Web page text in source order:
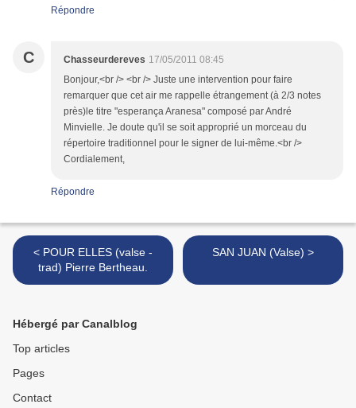
Répondre
C Chasseurdereves 17/05/2011 08:45
Bonjour,<br /> <br /> Juste une intervention pour faire
remarquer que cet air me rappelle étrangement (à 2/3 notes
près)le titre "esperança Aranesa" composé par André
Minvielle. Je doute qu'il se soit approprié un morceau du
répertoire traditionnel pour le signer de lui-même.<br />
Cordialement,
Répondre
< POUR ELLES (valse -
trad) Pierre Bertheau.
SAN JUAN (Valse) >
Hébergé par Canalblog
Top articles
Pages
Contact